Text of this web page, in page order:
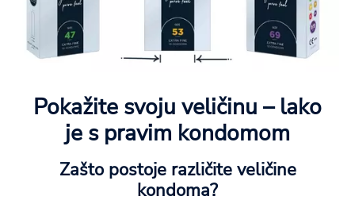
Pokažite svoju veličinu – lako
je s pravim kondomom
Zašto postoje različite veličine
kondoma?